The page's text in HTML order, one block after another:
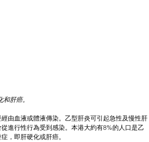
肝癌。
由血液或體液傳染。乙型肝炎可引起急性及慢性肝
進行性行為受到感染。本港大約有8%的人口是乙
，即肝硬化或肝癌。